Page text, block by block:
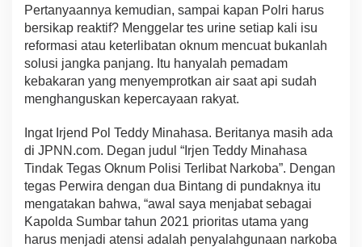
Pertanyaannya kemudian, sampai kapan Polri harus
bersikap reaktif? Menggelar tes urine setiap kali isu
reformasi atau keterlibatan oknum mencuat bukanlah
solusi jangka panjang. Itu hanyalah pemadam
kebakaran yang menyemprotkan air saat api sudah
menghanguskan kepercayaan rakyat.
Ingat Irjend Pol Teddy Minahasa. Beritanya masih ada
di JPNN.com. Degan judul “Irjen Teddy Minahasa
Tindak Tegas Oknum Polisi Terlibat Narkoba”. Dengan
tegas Perwira dengan dua Bintang di pundaknya itu
mengatakan bahwa, “awal saya menjabat sebagai
Kapolda Sumbar tahun 2021 prioritas utama yang
harus menjadi atensi adalah penyalahgunaan narkoba